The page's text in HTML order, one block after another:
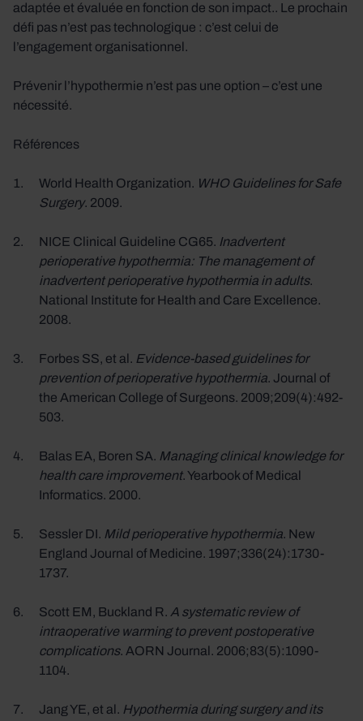
adaptée et évaluée en fonction de son impact.. Le prochain
défi pas n’est pas technologique : c’est celui de
l’engagement organisationnel.
Prévenir l’hypothermie n’est pas une option – c’est une
nécessité.
Références
World Health Organization. WHO Guidelines for Safe
Surgery. 2009.
NICE Clinical Guideline CG65. Inadvertent
perioperative hypothermia: The management of
inadvertent perioperative hypothermia in adults.
National Institute for Health and Care Excellence.
2008.
Forbes SS, et al. Evidence-based guidelines for
prevention of perioperative hypothermia. Journal of
the American College of Surgeons. 2009;209(4):492-
503.
Balas EA, Boren SA. Managing clinical knowledge for
health care improvement. Yearbook of Medical
Informatics. 2000.
Sessler DI. Mild perioperative hypothermia. New
England Journal of Medicine. 1997;336(24):1730-
1737.
Scott EM, Buckland R. A systematic review of
intraoperative warming to prevent postoperative
complications. AORN Journal. 2006;83(5):1090-
1104.
Jang YE, et al. Hypothermia during surgery and its